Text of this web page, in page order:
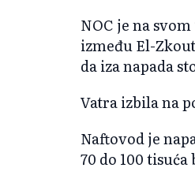
NOC je na
između El-
da iza napada
Vatra izbila na
Naftovod je
70 do 100